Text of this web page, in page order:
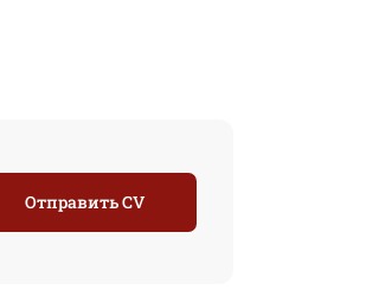
Отправить CV